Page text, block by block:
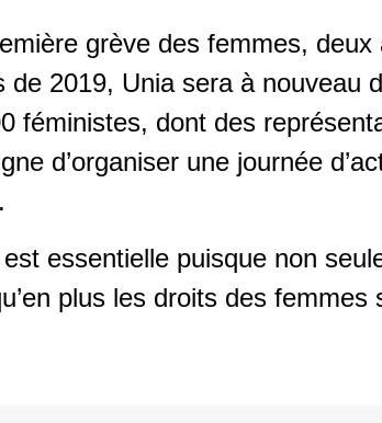
grève des femmes,
de 2019, Unia sera à nouveau
féministes, dont des
d’organiser une journée
essentielle puisque non
plus les droits des femmes